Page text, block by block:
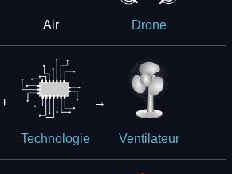
Air Drone
+
Technologie
→
Ventilateur